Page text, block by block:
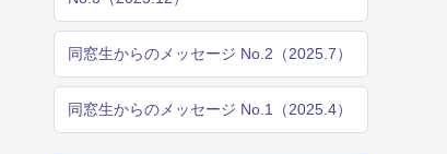
同窓生からのメッセージ No.2（2025.7）
同窓生からのメッセージ No.1（2025.4）